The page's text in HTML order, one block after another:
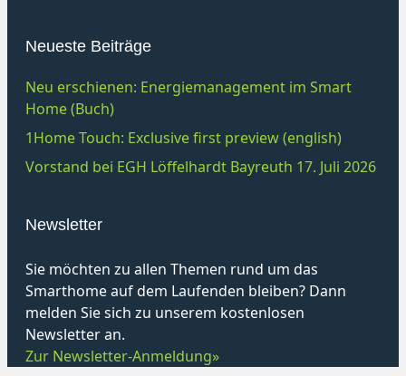
Neueste Beiträge
Neu erschienen: Energiemanagement im Smart
Home (Buch)
1Home Touch: Exclusive first preview (english)
Vorstand bei EGH Löffelhardt Bayreuth 17. Juli 2026
Newsletter
Sie möchten zu allen Themen rund um das
Smarthome auf dem Laufenden bleiben? Dann
melden Sie sich zu unserem kostenlosen
Newsletter an.
Zur Newsletter-Anmeldung»